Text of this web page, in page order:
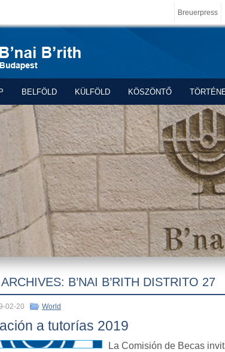
Breuerpress
BELFÖLD KÜLFÖLD KÖSZÖNTŐ
B’NAI B’RITH DISTRITO 27
02-20 World
a tutorías 2019
La Comisión de Becas